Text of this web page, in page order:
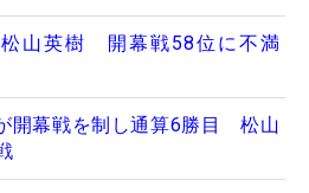
松山英樹 開幕戦58位に不満
開幕戦を制し通算6勝目 松山